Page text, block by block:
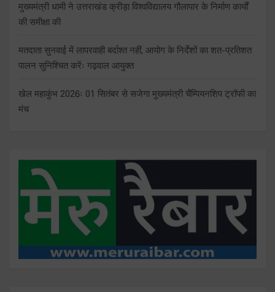
मुख्यमंत्री धामी ने उत्तराखंड क्रीड़ा विश्वविद्यालय गौलापार के निर्माण कार्यों
की समीक्षा की
मतदाता सुनवाई में लापरवाही बर्दाश्त नहीं, आयोग के निर्देशों का शत-प्रतिशत
पालन सुनिश्चित करेंः गढ़वाल आयुक्त
खेल महाकुंभ 2026ः 01 सितंबर से सजेगा मुख्यमंत्री चैंम्पियनशिप ट्रॉफी का
मंच